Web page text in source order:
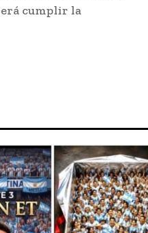
cumplir la